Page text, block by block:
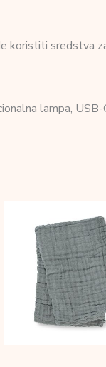
koristiti sredstva
lampa,